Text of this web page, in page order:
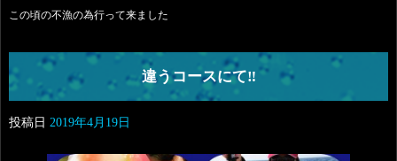
この頃の不漁の為行って来ました
違うコースにて‼️
投稿日 2019年4月19日